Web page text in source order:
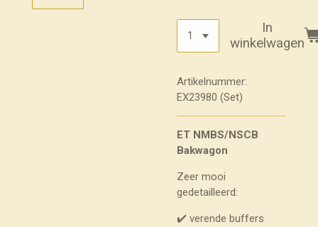
In
winkelwagen
Artikelnummer:
EX23980 (Set)
ET NMBS/NSCB
Bakwagon
Zeer mooi
gedetailleerd:
✔️ verende buffers